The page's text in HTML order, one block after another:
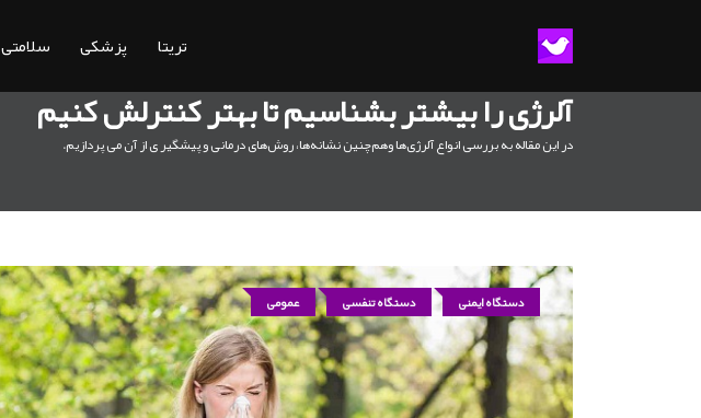
تریتا پزشکی سلامتی
آلرژی را بیشتر بشناسیم تا بهتر کنترلش کنیم
در این مقاله به بررسی انواع آلرژی‌ها وهم‌چنین نشانه‌ها، روش‌های درمانی و پیشگیر ی از آن می پردازیم.
دستگاه ایمنی دستگاه تنفسی عمومی